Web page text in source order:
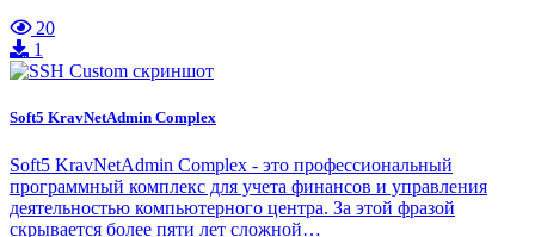
20
1
Soft5 KravNetAdmin Complex
Soft5 KravNetAdmin Complex - это профессиональный
программный комплекс для учета финансов и управления
деятельностью компьютерного центра. За этой фразой
скрывается более пяти лет сложной…